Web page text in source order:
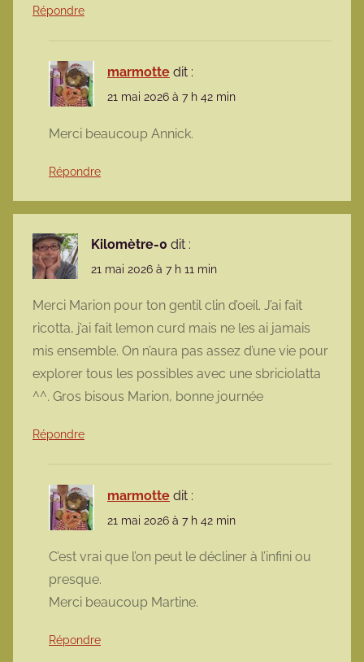
Répondre
marmotte dit :
21 mai 2026 à 7 h 42 min
Merci beaucoup Annick.
Répondre
Kilomètre-0 dit :
21 mai 2026 à 7 h 11 min
Merci Marion pour ton gentil clin d’oeil. J’ai fait
ricotta, j’ai fait lemon curd mais ne les ai jamais
mis ensemble. On n’aura pas assez d’une vie pour
explorer tous les possibles avec une sbriciolatta
^^. Gros bisous Marion, bonne journée
Répondre
marmotte dit :
21 mai 2026 à 7 h 42 min
C’est vrai que l’on peut le décliner à l’infini ou
presque.
Merci beaucoup Martine.
Répondre